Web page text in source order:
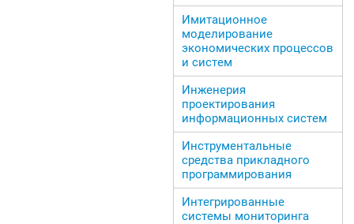
Имитационное
моделирование
экономических процессов
и систем
Инженерия
проектирования
информационных систем
Инструментальные
средства прикладного
программирования
Интегрированные
системы мониторинга